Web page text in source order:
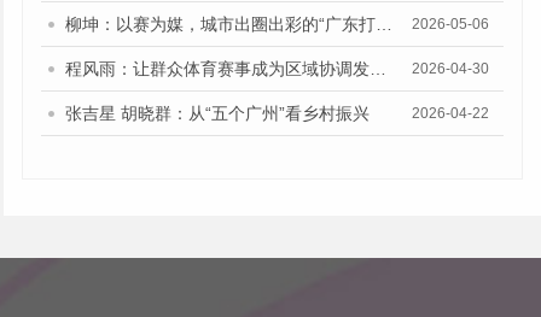
2026-05-06
2026-04-30
张吉星 胡晓群：从“五个广州”看乡村振兴 2026-04-22